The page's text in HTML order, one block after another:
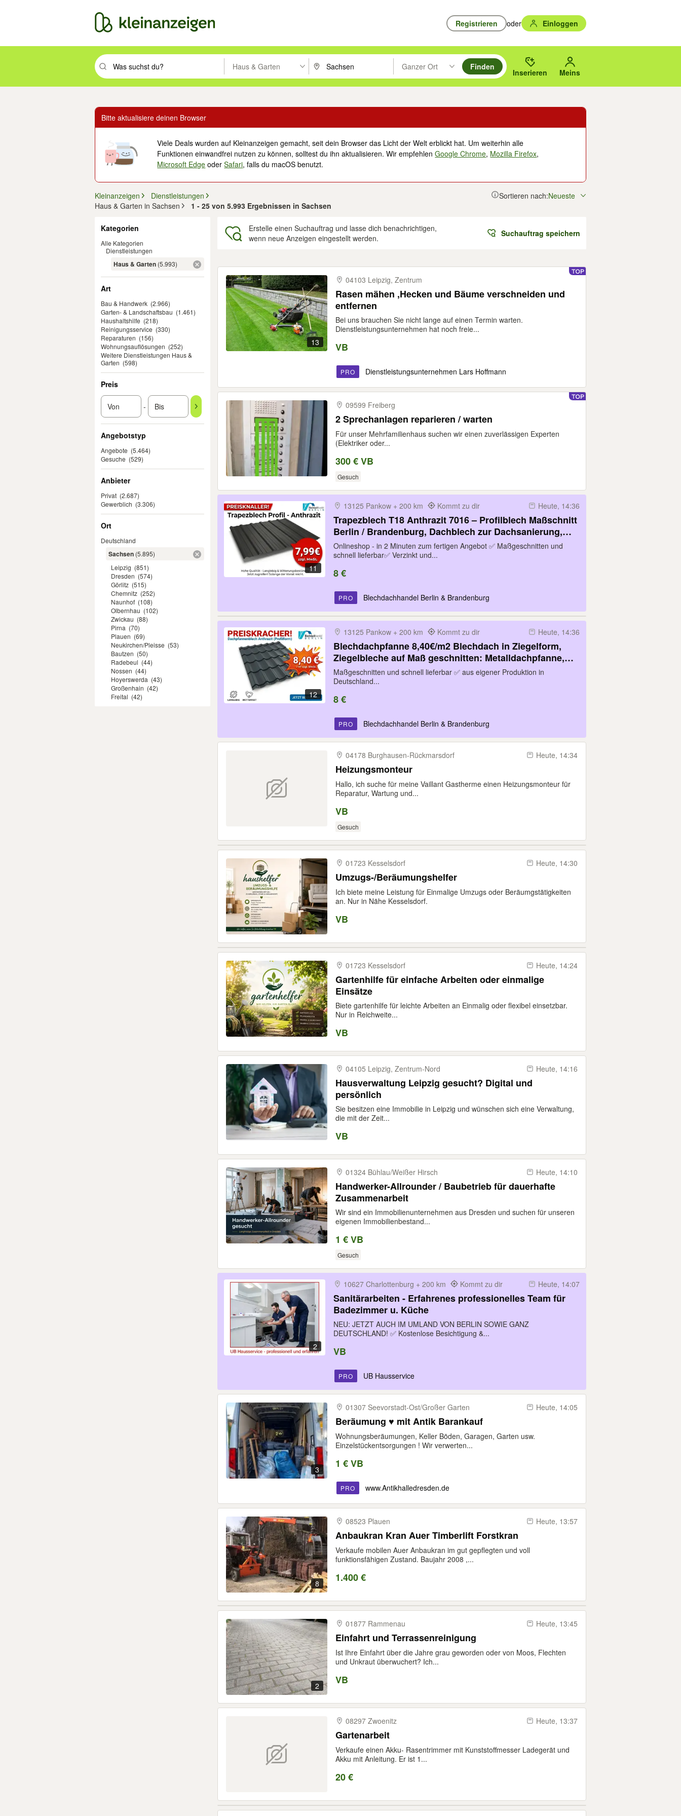
Registrieren oder Einloggen
Suchbegriff eingeben. Eingabetaste drücken um zu suchen, oder Vorschläge mit den Pfeiltasten nach oben/unten durchsuchen und mit Eingabetaste auswählen.
Haus & Garten PLZ oder Ort eingeben. Eingabetaste drücken um zu suchen, oder Vorschläge mit den Pfeiltasten nach oben/
Ganzer Ort
Suche im Umkreis des gewählten Orts oder PLZ.
Finden
Inserieren Meins
Bitte aktualisiere deinen Browser
Viele Deals wurden auf Kleinanzeigen gemacht, seit dein Browser das Licht der Welt erblickt hat. Um weiterhin alle
Funktionen einwandfrei nutzen zu können, solltest du ihn aktualisieren. Wir empfehlenGoogle Chrome, Mozilla Firefox,
Microsoft Edge oderSafari, falls du macOS benutzt.
Kleinanzeigen
Dienstleistungen
Haus & Garten in Sachsen
1 - 25 von 5.993 Ergebnissen in Sachsen
Sortieren nach:Neueste
Kategorien
Alle Kategorien
Dienstleistungen
Haus & Garten (5.993)
Art
Bau & Handwerk (2.966)
Garten- & Landschaftsbau (1.461)
Haushaltshilfe (218)
Reinigungsservice (330)
Reparaturen (156)
Wohnungsauflösungen (252)
Weitere Dienstleistungen Haus &
Garten (598)
Preis
-
Angebotstyp
Angebote (5.464)
Gesuche (529)
Anbieter
Privat (2.687)
Gewerblich (3.306)
Ort
Deutschland
Sachsen (5.895)
Leipzig (851)
Dresden (574)
Görlitz (515)
Chemnitz (252)
Naunhof (108)
Olbernhau (102)
Zwickau (88)
Pirna (70)
Plauen (69)
Neukirchen/Pleisse (53)
Bautzen (50)
Radebeul (44)
Nossen (44)
Hoyerswerda (43)
Großenhain (42)
Freital (42)
Erstelle einen Suchauftrag und lasse dich benachrichtigen,
wenn neue Anzeigen eingestellt werden.
Suchauftrag speichern
13
04103 Leipzig, Zentrum
Rasen mähen ,Hecken und Bäume verschneiden und
entfernen
Bei uns brauchen Sie nicht lange auf einen Termin warten.
Dienstleistungsunternehmen hat noch freie...
VB
PRO Dienstleistungsunternehmen Lars Hoffmann
09599 Freiberg
2 Sprechanlagen reparieren / warten
Für unser Mehrfamilienhaus suchen wir einen zuverlässigen Experten
(Elektriker oder...
300 € VB
Gesuch
11
13125 Pankow + 200 km Kommt zu dir Heute, 14:36
Trapezblech T18 Anthrazit 7016 – Profilblech Maßschnitt
Berlin / Brandenburg, Dachblech zur Dachsanierung,
Wellblech in Wunschlänge für Schwedenblech,
Blechdach, Fassadenblech, Carport, Schuppendach
Onlineshop - in 2 Minuten zum fertigen Angebot ✅ Maßgeschnitten und
schnell lieferbar✅ Verzinkt und...
8 €
PRO Blechdachhandel Berlin & Brandenburg
12
13125 Pankow + 200 km Kommt zu dir Heute, 14:36
Blechdachpfanne 8,40€/m2 Blechdach in Ziegelform,
Ziegelbleche auf Maß geschnitten: Metalldachpfanne,
Dachpfannenblech, Metallziegel, Pfannenbleche,
Pfannenprofilbleche, Metalldachziegel
Maßgeschnitten und schnell lieferbar ✅ aus eigener Produktion in
Deutschland...
8 €
PRO Blechdachhandel Berlin & Brandenburg
04178 Burghausen-​Rückmarsdorf Heute, 14:34
Heizungsmonteur
Hallo, ich suche für meine Vaillant Gastherme einen Heizungsmonteur für
Reparatur, Wartung und...
VB
Gesuch
01723 Kesselsdorf Heute, 14:30
Umzugs-/Beräumungshelfer
Ich biete meine Leistung für Einmalige Umzugs oder Beräumgstätigkeiten
an. Nur in Nähe Kesselsdorf.
VB
01723 Kesselsdorf Heute, 14:24
Gartenhilfe für einfache Arbeiten oder einmalige
Einsätze
Biete gartenhilfe für leichte Arbeiten an Einmalig oder flexibel einsetzbar.
Nur in Reichweite...
VB
04105 Leipzig, Zentrum-​Nord Heute, 14:16
Hausverwaltung Leipzig gesucht? Digital und
persönlich
Sie besitzen eine Immobilie in Leipzig und wünschen sich eine Verwaltung,
die mit der Zeit...
VB
01324 Bühlau/​Weißer Hirsch Heute, 14:10
Handwerker-Allrounder / Baubetrieb für dauerhafte
Zusammenarbeit
Wir sind ein Immobilienunternehmen aus Dresden und suchen für unseren
eigenen Immobilienbestand...
1 € VB
Gesuch
2
10627 Charlottenburg + 200 km Kommt zu dir Heute, 14:07
Sanitärarbeiten - Erfahrenes professionelles Team für
Badezimmer u. Küche
NEU: JETZT AUCH IM UMLAND VON BERLIN SOWIE GANZ
DEUTSCHLAND! ✅ Kostenlose Besichtigung &...
VB
PRO UB Hausservice
3
01307 Seevorstadt-​Ost/​Großer Garten Heute, 14:05
Beräumung ♥️ mit Antik Barankauf
Wohnungsberäumungen, Keller Böden, Garagen, Garten usw.
Einzelstückentsorgungen ! Wir verwerten...
1 € VB
PRO www.Antikhalledresden.de
8
08523 Plauen Heute, 13:57
Anbaukran Kran Auer Timberlift Forstkran
Verkaufe mobilen Auer Anbaukran im gut gepflegten und voll
funktionsfähigen Zustand. Baujahr 2008 ,...
1.400 €
2
01877 Rammenau Heute, 13:45
Einfahrt und Terrassenreinigung
Ist Ihre Einfahrt über die Jahre grau geworden oder von Moos, Flechten
und Unkraut überwuchert? Ich...
VB
08297 Zwoenitz Heute, 13:37
Gartenarbeit
Verkaufe einen Akku- Rasentrimmer mit Kunststoffmesser Ladegerät und
Akku mit Anleitung. Er ist 1...
20 €